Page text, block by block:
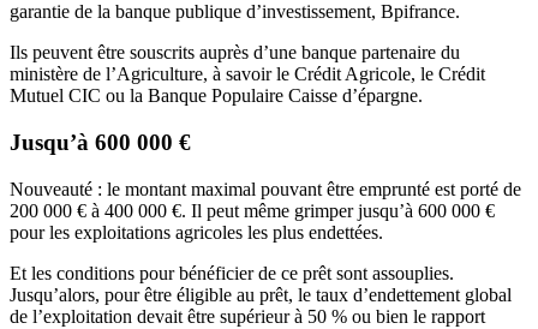
garantie de la banque publique d’investissement, Bpifrance.
Ils peuvent être souscrits auprès d’une banque partenaire du
ministère de l’Agriculture, à savoir le Crédit Agricole, le Crédit
Mutuel CIC ou la Banque Populaire Caisse d’épargne.
Jusqu’à 600 000 €
Nouveauté : le montant maximal pouvant être emprunté est porté de
200 000 € à 400 000 €. Il peut même grimper jusqu’à 600 000 €
pour les exploitations agricoles les plus endettées.
Et les conditions pour bénéficier de ce prêt sont assouplies.
Jusqu’alors, pour être éligible au prêt, le taux d’endettement global
de l’exploitation devait être supérieur à 50 % ou bien le rapport